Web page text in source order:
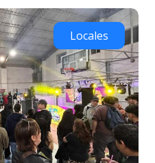
Locales